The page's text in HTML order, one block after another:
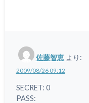
佐藤智恵 より:
2009/08/26 09:12
SECRET: 0
PASS: